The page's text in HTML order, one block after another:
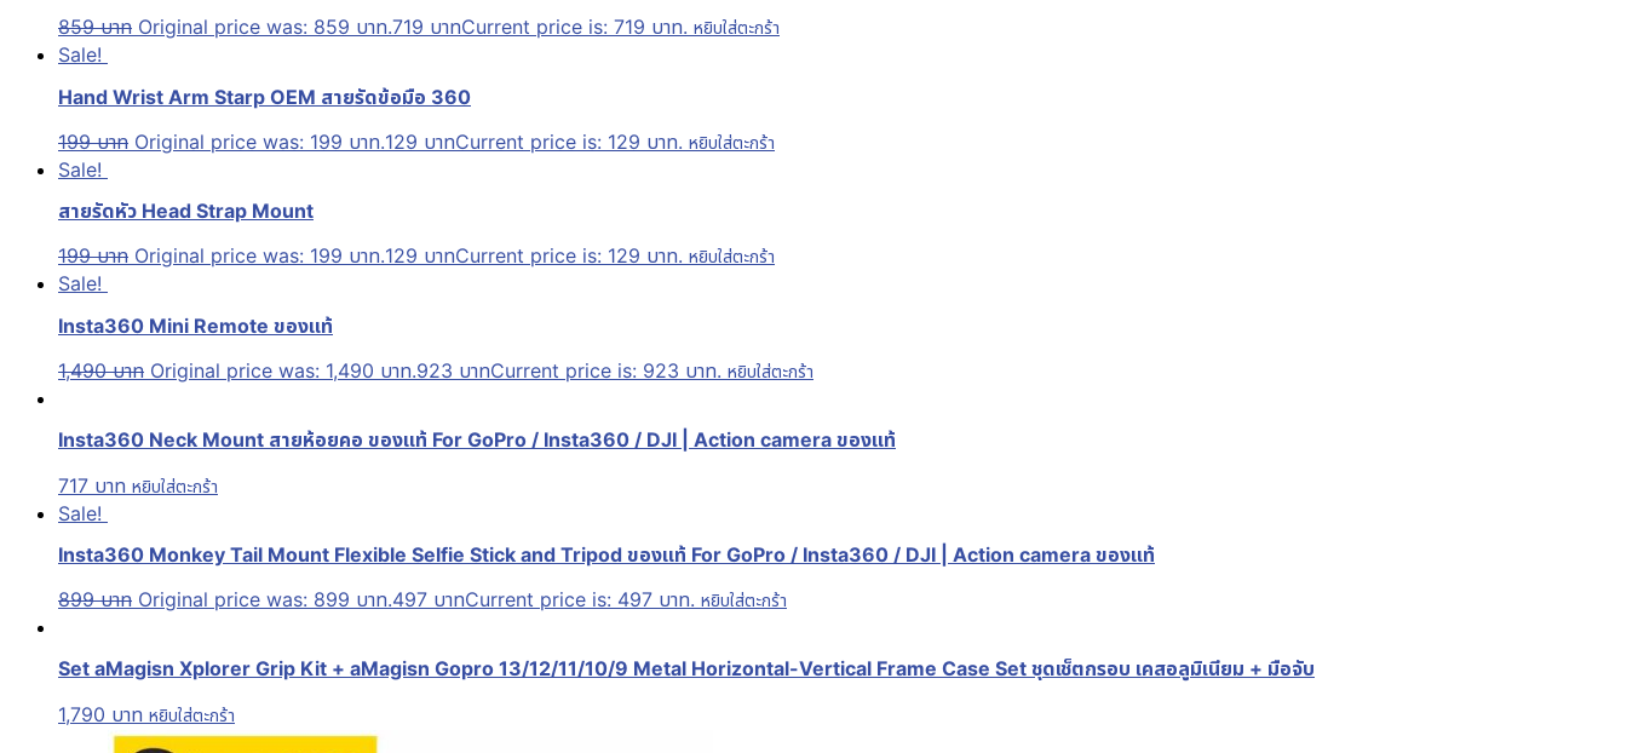
859บาท Original price was: 859 บาท.719 บาทCurrent price is: 719 บาท. หยิบใส่ตะกร้า
Sale!
Hand Wrist Arm Starp OEM สายรัดข้อมือ 360
199บาท Original price was: 199 บาท.129 บาทCurrent price is: 129 บาท. หยิบใส่ตะกร้า
Sale!
สายรัดหัว Head Strap Mount
199บาท Original price was: 199 บาท.129 บาทCurrent price is: 129 บาท. หยิบใส่ตะกร้า
Sale!
Insta360 Mini Remote ของแท้
1,490บาท Original price was: 1,490 บาท.923 บาทCurrent price is: 923 บาท. หยิบใส่ตะกร้า
Insta360 Neck Mount สายห้อยคอ ของแท้ For GoPro / Insta360 / DJI | Action camera ของแท้
717 บาท หยิบใส่ตะกร้า
Sale!
Insta360 Monkey Tail Mount Flexible Selfie Stick and Tripod ของแท้ For GoPro / Insta360 / DJI | Action camera ของแท้
899บาท Original price was: 899 บาท.497 บาทCurrent price is: 497 บาท. หยิบใส่ตะกร้า
Set aMagisn Xplorer Grip Kit + aMagisn Gopro 13/12/11/10/9 Metal Horizontal-Vertical Frame Case Set ชุดเช็ตกรอบ เคสอลูมิเนียม + มือจับ
1,790 บาท หยิบใส่ตะกร้า